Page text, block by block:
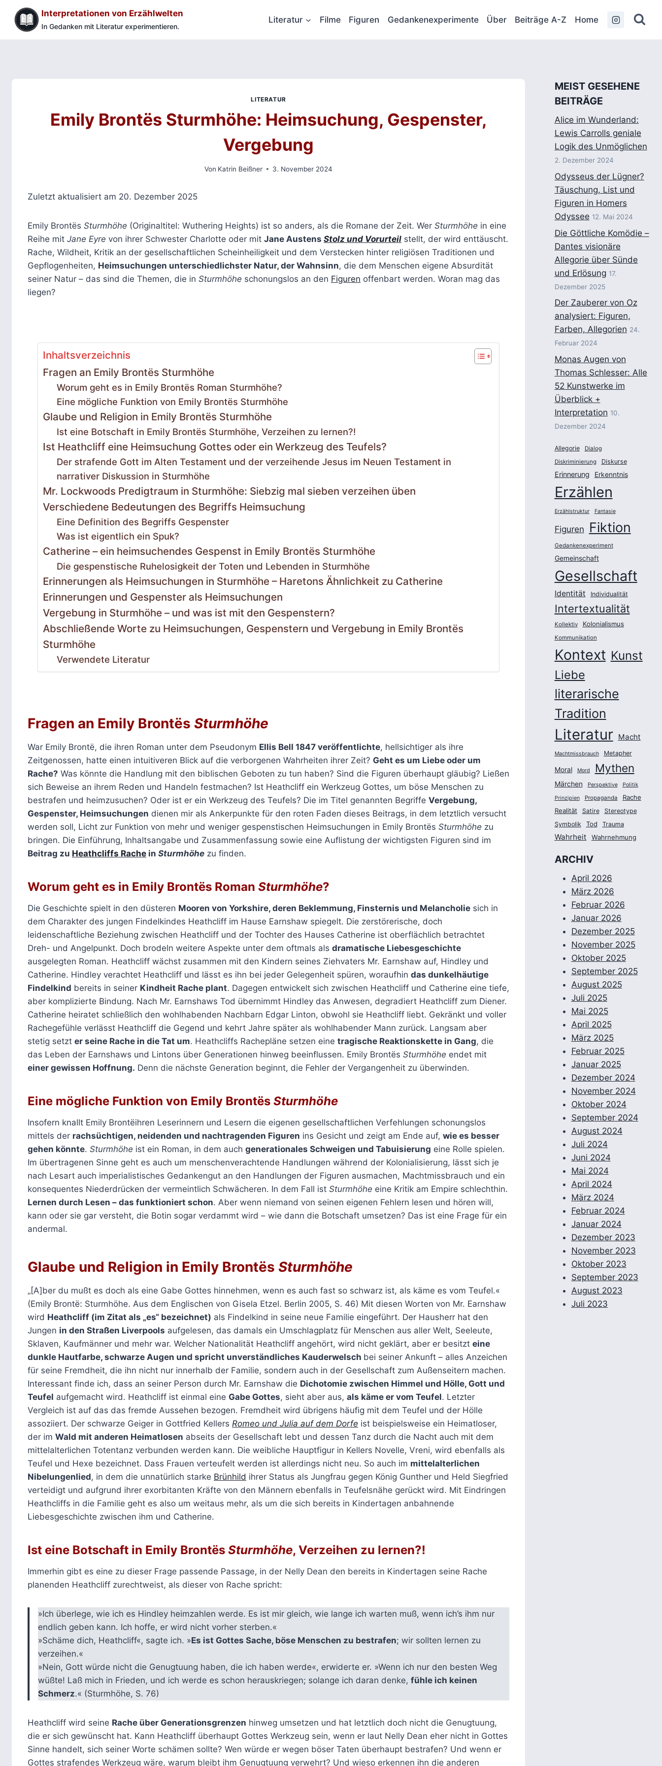
Inhalt
springen
Interpretationen von Erzählwelten
In Gedanken mit Literatur experimentieren.
Literatur Filme Figuren Gedankenexperimente Über Beiträge A-Z Home
LITERATUR
Emily Brontës Sturmhöhe: Heimsuchung, Gespenster,
Vergebung
Von Katrin Beißner 3. November 2024
Zuletzt aktualisiert am 20. Dezember 2025
Emily Brontës Sturmhöhe (Originaltitel: Wuthering Heights) ist so anders, als die Romane der Zeit. Wer Sturmhöhe in eine
Reihe mit Jane Eyre von ihrer Schwester Charlotte oder mit Jane Austens Stolz und Vorurteil stellt, der wird enttäuscht.
Rache, Wildheit, Kritik an der gesellschaftlichen Scheinheiligkeit und dem Verstecken hinter religiösen Traditionen und
Gepflogenheiten, Heimsuchungen unterschiedlichster Natur, der Wahnsinn, die dem Menschen eigene Absurdität
seiner Natur – das sind die Themen, die in Sturmhöhe schonungslos an den Figuren offenbart werden. Woran mag das
liegen?
Inhaltsverzeichnis
Fragen an Emily Brontës Sturmhöhe
Worum geht es in Emily Brontës Roman Sturmhöhe?
Eine mögliche Funktion von Emily Brontës Sturmhöhe
Glaube und Religion in Emily Brontës Sturmhöhe
Ist eine Botschaft in Emily Brontës Sturmhöhe, Verzeihen zu lernen?!
Ist Heathcliff eine Heimsuchung Gottes oder ein Werkzeug des Teufels?
Der strafende Gott im Alten Testament und der verzeihende Jesus im Neuen Testament in
narrativer Diskussion in Sturmhöhe
Mr. Lockwoods Predigtraum in Sturmhöhe: Siebzig mal sieben verzeihen üben
Verschiedene Bedeutungen des Begriffs Heimsuchung
Eine Definition des Begriffs Gespenster
Was ist eigentlich ein Spuk?
Catherine – ein heimsuchendes Gespenst in Emily Brontës Sturmhöhe
Die gespenstische Ruhelosigkeit der Toten und Lebenden in Sturmhöhe
Erinnerungen als Heimsuchungen in Sturmhöhe – Haretons Ähnlichkeit zu Catherine
Erinnerungen und Gespenster als Heimsuchungen
Vergebung in Sturmhöhe – und was ist mit den Gespenstern?
Abschließende Worte zu Heimsuchungen, Gespenstern und Vergebung in Emily Brontës
Sturmhöhe
Verwendete Literatur
Fragen an Emily Brontës Sturmhöhe
War Emily Brontë, die ihren Roman unter dem Pseudonym Ellis Bell 1847 veröffentlichte, hellsichtiger als ihre
Zeitgenossen, hatte einen intuitiveren Blick auf die verborgenen Wahrheiten ihrer Zeit? Geht es um Liebe oder um
Rache? Was könnte die Handlung mit den biblischen Geboten zu tun haben? Sind die Figuren überhaupt gläubig? Ließen
sich Beweise an ihrem Reden und Handeln festmachen? Ist Heathcliff ein Werkzeug Gottes, um böse Menschen zu
bestrafen und heimzusuchen? Oder ist er ein Werkzeug des Teufels? Die im Titel genannten Begriffe Vergebung,
Gespenster, Heimsuchungen dienen mir als Ankerpunkte für den roten Faden dieses Beitrags, in dem letztlich versucht
werden soll, Licht zur Funktion von mehr und weniger gespenstischen Heimsuchungen in Emily Brontës Sturmhöhe zu
bringen. Die Einführung, Inhaltsangabe und Zusammenfassung sowie eine Auflistung der wichtigsten Figuren sind im
Beitrag zu Heathcliffs Rache in Sturmhöhe zu finden.
Worum geht es in Emily Brontës Roman Sturmhöhe?
Die Geschichte spielt in den düsteren Mooren von Yorkshire, deren Beklemmung, Finsternis und Melancholie sich in
dem Charakter des jungen Findelkindes Heathcliff im Hause Earnshaw spiegelt. Die zerstörerische, doch
leidenschaftliche Beziehung zwischen Heathcliff und der Tochter des Hauses Catherine ist oberflächlich betrachtet
Dreh- und Angelpunkt. Doch brodeln weitere Aspekte unter dem oftmals als dramatische Liebesgeschichte
ausgelegten Roman. Heathcliff wächst zusammen mit den Kindern seines Ziehvaters Mr. Earnshaw auf, Hindley und
Catherine. Hindley verachtet Heathcliff und lässt es ihn bei jeder Gelegenheit spüren, woraufhin das dunkelhäutige
Findelkind bereits in seiner Kindheit Rache plant. Dagegen entwickelt sich zwischen Heathcliff und Catherine eine tiefe,
aber komplizierte Bindung. Nach Mr. Earnshaws Tod übernimmt Hindley das Anwesen, degradiert Heathcliff zum Diener.
Catherine heiratet schließlich den wohlhabenden Nachbarn Edgar Linton, obwohl sie Heathcliff liebt. Gekränkt und voller
Rachegefühle verlässt Heathcliff die Gegend und kehrt Jahre später als wohlhabender Mann zurück. Langsam aber
stetig setzt er seine Rache in die Tat um. Heathcliffs Rachepläne setzen eine tragische Reaktionskette in Gang, die
das Leben der Earnshaws und Lintons über Generationen hinweg beeinflussen. Emily Brontës Sturmhöhe endet mit
einer gewissen Hoffnung. Denn die nächste Generation beginnt, die Fehler der Vergangenheit zu überwinden.
Eine mögliche Funktion von Emily Brontës Sturmhöhe
Insofern knallt Emily Brontëihren Leserinnern und Lesern die eigenen gesellschaftlichen Verfehlungen schonungslos
mittels der rachsüchtigen, neidenden und nachtragenden Figuren ins Gesicht und zeigt am Ende auf, wie es besser
gehen könnte. Sturmhöhe ist ein Roman, in dem auch generationales Schweigen und Tabuisierung eine Rolle spielen.
Im übertragenen Sinne geht es auch um menschenverachtende Handlungen während der Kolonialisierung, lässt sich je
nach Lesart auch imperialistisches Gedankengut an den Handlungen der Figuren ausmachen, Machtmissbrauch und ein
konsequentes Niederdrücken der vermeintlich Schwächeren. In dem Fall ist Sturmhöhe eine Kritik am Empire schlechthin.
Lernen durch Lesen – das funktioniert schon. Aber wenn niemand von seinen eigenen Fehlern lesen und hören will,
kann oder sie gar versteht, die Botin sogar verdammt wird – wie dann die Botschaft umsetzen? Das ist eine Frage für ein
andermal.
Glaube und Religion in Emily Brontës Sturmhöhe
„[A]ber du mußt es doch als eine Gabe Gottes hinnehmen, wenn es auch fast so schwarz ist, als käme es vom Teufel.«
(Emily Brontë: Sturmhöhe. Aus dem Englischen von Gisela Etzel. Berlin 2005, S. 46) Mit diesen Worten von Mr. Earnshaw
wird Heathcliff (im Zitat als „es“ bezeichnet) als Findelkind in seine neue Familie eingeführt. Der Hausherr hat den
Jungen in den Straßen Liverpools aufgelesen, das damals ein Umschlagplatz für Menschen aus aller Welt, Seeleute,
Sklaven, Kaufmänner und mehr war. Welcher Nationalität Heathcliff angehört, wird nicht geklärt, aber er besitzt eine
dunkle Hautfarbe, schwarze Augen und spricht unverständliches Kauderwelsch bei seiner Ankunft – alles Anzeichen
für seine Fremdheit, die ihn nicht nur innerhalb der Familie, sondern auch in der Gesellschaft zum Außenseitern machen.
Interessant finde ich, dass an seiner Person durch Mr. Earnshaw die Dichotomie zwischen Himmel und Hölle, Gott und
Teufel aufgemacht wird. Heathcliff ist einmal eine Gabe Gottes, sieht aber aus, als käme er vom Teufel. Letzter
Vergleich ist auf das das fremde Aussehen bezogen. Fremdheit wird übrigens häufig mit dem Teufel und der Hölle
assoziiert. Der schwarze Geiger in Gottfried Kellers Romeo und Julia auf dem Dorfe ist beispielsweise ein Heimatloser,
der im Wald mit anderen Heimatlosen abseits der Gesellschaft lebt und dessen Tanz durch die Nacht auch mit dem
mittelalterlichen Totentanz verbunden werden kann. Die weibliche Hauptfigur in Kellers Novelle, Vreni, wird ebenfalls als
Teufel und Hexe bezeichnet. Dass Frauen verteufelt werden ist allerdings nicht neu. So auch im mittelalterlichen
Nibelungenlied, in dem die unnatürlich starke Brünhild ihrer Status als Jungfrau gegen König Gunther und Held Siegfried
verteidigt und aufgrund ihrer exorbitanten Kräfte von den Männern ebenfalls in Teufelsnähe gerückt wird. Mit Eindringen
Heathcliffs in die Familie geht es also um weitaus mehr, als um die sich bereits in Kindertagen anbahnende
Liebesgeschichte zwischen ihm und Catherine.
Ist eine Botschaft in Emily Brontës Sturmhöhe, Verzeihen zu lernen?!
Immerhin gibt es eine zu dieser Frage passende Passage, in der Nelly Dean den bereits in Kindertagen seine Rache
planenden Heathcliff zurechtweist, als dieser von Rache spricht:
»Ich überlege, wie ich es Hindley heimzahlen werde. Es ist mir gleich, wie lange ich warten muß, wenn ich’s ihm nur
endlich geben kann. Ich hoffe, er wird nicht vorher sterben.«
»Schäme dich, Heathcliff«, sagte ich. »Es ist Gottes Sache, böse Menschen zu bestrafen; wir sollten lernen zu
verzeihen.«
»Nein, Gott würde nicht die Genugtuung haben, die ich haben werde«, erwiderte er. »Wenn ich nur den besten Weg
wüßte! Laß mich in Frieden, und ich werde es schon herauskriegen; solange ich daran denke, fühle ich keinen
Schmerz.« (Sturmhöhe, S. 76)
Heathcliff wird seine Rache über Generationsgrenzen hinweg umsetzen und hat letztlich doch nicht die Genugtuung,
die er sich gewünscht hat. Kann Heathcliff überhaupt Gottes Werkzeug sein, wenn er laut Nelly Dean eher nicht in Gottes
Sinne handelt, sich seiner Worte schämen sollte? Wen würde er wegen böser Taten überhaupt bestrafen? Und wenn er
Gottes strafendes Werkzeug wäre, warum bleibt ihm Genugtuung verwehrt? Und wieso erkennen ihn die anderen
MEIST GESEHENE
BEITRÄGE
Alice im Wunderland:
Lewis Carrolls geniale
Logik des Unmöglichen
2. Dezember 2024
Odysseus der Lügner?
Täuschung, List und
Figuren in Homers
Odyssee 12. Mai 2024
Die Göttliche Komödie –
Dantes visionäre
Allegorie über Sünde
und Erlösung 17.
Dezember 2025
Der Zauberer von Oz
analysiert: Figuren,
Farben, Allegorien 24.
Februar 2024
Monas Augen von
Thomas Schlesser: Alle
52 Kunstwerke im
Überblick +
Interpretation 10.
Dezember 2024
Allegorie
Dialog
Diskriminierung
Diskurse
Erinnerung Erkenntnis
Erzählen
Erzählstruktur Fantasie
Figuren Fiktion
Gedankenexperiment
Gemeinschaft
Gesellschaft
Identität Individualität
Intertextualität
Kollektiv Kolonialismus
Kommunikation
Kontext Kunst
Liebe
literarische
Tradition
Literatur Macht
Machtmissbrauch Metapher
Moral Mord Mythen
Märchen Perspektive Politik
Prinzipien Propaganda
Rache
Realität
Satire
Stereotype
Symbolik
Tod Trauma
Wahrheit Wahrnehmung
ARCHIV
April 2026
März 2026
Februar 2026
Januar 2026
Dezember 2025
November 2025
Oktober 2025
September 2025
August 2025
Juli 2025
Mai 2025
April 2025
März 2025
Februar 2025
Januar 2025
Dezember 2024
November 2024
Oktober 2024
September 2024
August 2024
Juli 2024
Juni 2024
Mai 2024
April 2024
März 2024
Februar 2024
Januar 2024
Dezember 2023
November 2023
Oktober 2023
September 2023
August 2023
Juli 2023